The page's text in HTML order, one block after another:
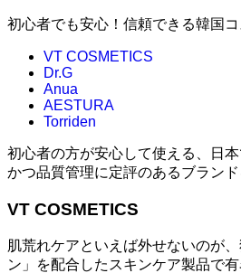
初心者でも安心！信頼できる韓国
VT COSMETICS
Dr.G
Anua
AESTURA
Torriden
初心者の方が安心して使える、日本
かつ品質管理に定評のあるブランド
VT COSMETICS
肌荒れケアといえば外せないのが
ン」を配合したスキンケア製品で